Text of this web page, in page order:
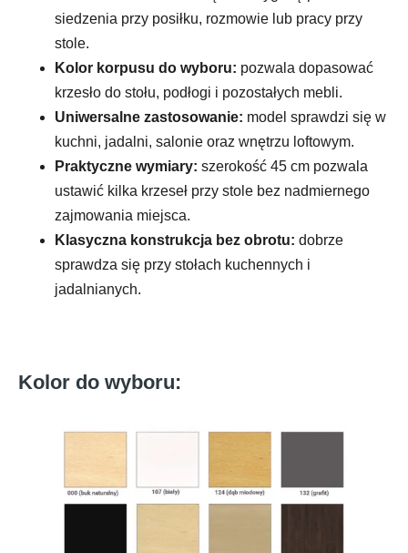
siedzenia przy posiłku, rozmowie lub pracy przy
stole.
Kolor korpusu do wyboru: pozwala dopasować
krzesło do stołu, podłogi i pozostałych mebli.
Uniwersalne zastosowanie: model sprawdzi się w
kuchni, jadalni, salonie oraz wnętrzu loftowym.
Praktyczne wymiary: szerokość 45 cm pozwala
ustawić kilka krzeseł przy stole bez nadmiernego
zajmowania miejsca.
Klasyczna konstrukcja bez obrotu: dobrze
sprawdza się przy stołach kuchennych i
jadalnianych.
Kolor do wyboru: